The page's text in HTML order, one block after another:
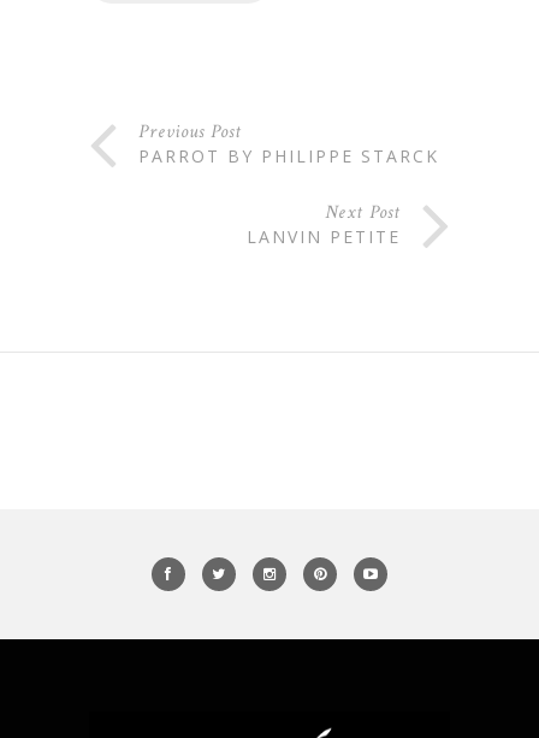
Previous Post
PARROT BY PHILIPPE STARCK
Next Post
LANVIN PETITE